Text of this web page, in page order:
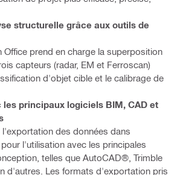
structurelle grâce aux outils de
Office prend en charge la superposition
capteurs (radar, EM et Ferroscan)
d'objet cible et le calibrage de
les principaux logiciels BIM, CAD et
l'exportation des données dans
l'utilisation avec les principales
telles que AutoCAD®, Trimble
d'autres. Les formats d'exportation pris